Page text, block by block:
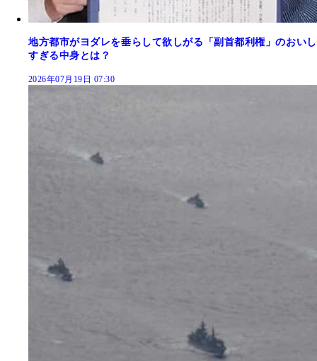
地方都市がヨダレを垂らして欲しがる「副首都利権」のおいし
すぎる中身とは？
2026年07月19日 07:30